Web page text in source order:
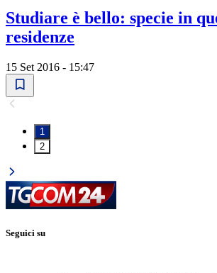
Studiare è bello: specie in
residenze
15 Set 2016 - 15:47
1
2
Seguici su